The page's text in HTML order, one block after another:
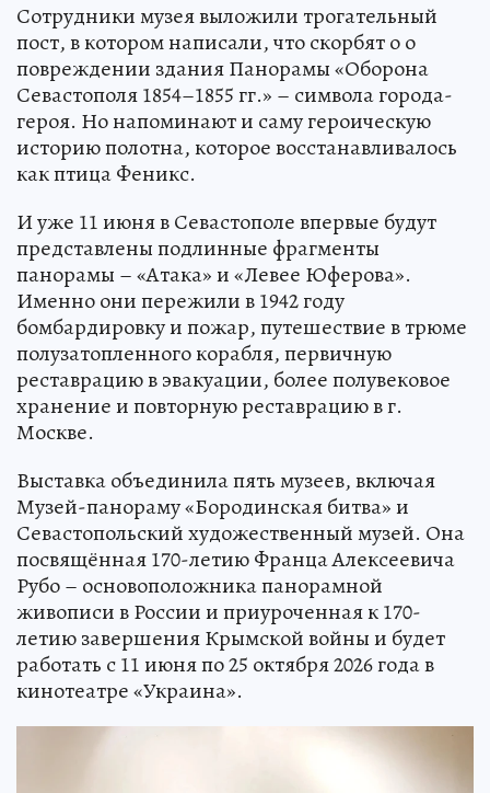
Сотрудники музея выложили трогательный
пост, в котором написали, что скорбят о о
повреждении здания Панорамы «Оборона
Севастополя 1854–1855 гг.» – символа города-
героя. Но напоминают и саму героическую
историю полотна, которое восстанавливалось
как птица Феникс.
И уже 11 июня в Севастополе впервые будут
представлены подлинные фрагменты
панорамы – «Атака» и «Левее Юферова».
Именно они пережили в 1942 году
бомбардировку и пожар, путешествие в трюме
полузатопленного корабля, первичную
реставрацию в эвакуации, более полувековое
хранение и повторную реставрацию в г.
Москве.
Выставка объединила пять музеев, включая
Музей-панораму «Бородинская битва» и
Севастопольский художественный музей. Она
посвящённая 170-летию Франца Алексеевича
Рубо – основоположника панорамной
живописи в России и приуроченная к 170-
летию завершения Крымской войны и будет
работать с 11 июня по 25 октября 2026 года в
кинотеатре «Украина».